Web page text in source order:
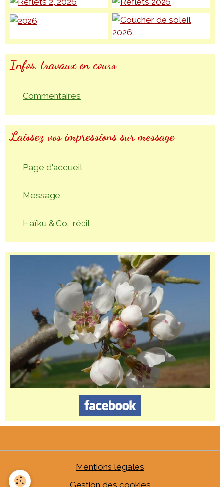
Infos, travaux en cours
Commentaires
Laissez vos impressions sur message
Page d'accueil
Message
Haïku & Co., récit
Mentions légales
Gestion des cookies